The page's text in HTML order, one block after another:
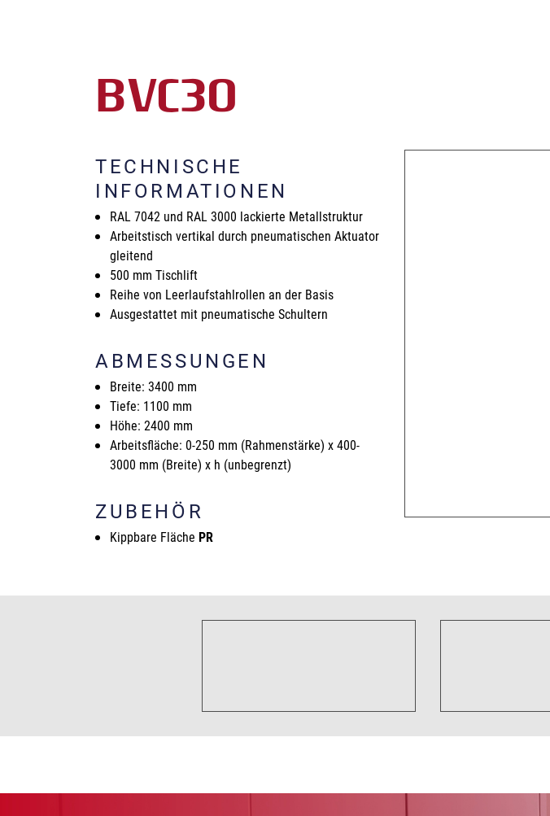
BVC30
TECHNISCHE
INFORMATIONEN
RAL 7042 und RAL 3000 lackierte Metallstruktur
Arbeitstisch vertikal durch pneumatischen Aktuator
gleitend
500 mm Tischlift
Reihe von Leerlaufstahlrollen an der Basis
Ausgestattet mit pneumatische Schultern
ABMESSUNGEN
Breite: 3400 mm
Tiefe: 1100 mm
Höhe: 2400 mm
Arbeitsfläche: 0-250 mm (Rahmenstärke) x 400-
3000 mm (Breite) x h (unbegrenzt)
ZUBEHÖR
Kippbare Fläche PR